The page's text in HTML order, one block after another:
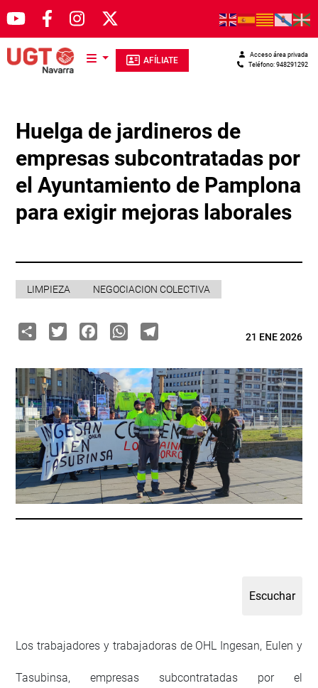
Pasar al contenido principal
AFÍLIATE Teléfono: 948291292
Acceso área privada
Huelga de jardineros de
empresas subcontratadas por
el Ayuntamiento de Pamplona
para exigir mejoras laborales
LIMPIEZA NEGOCIACION COLECTIVA
ShareTwitterFacebook
WhatsApp
Telegram21 ENE 2026
Los trabajadores y trabajadoras de OHL Ingesan, Eulen y
Tasubinsa, empresas subcontratadas por el